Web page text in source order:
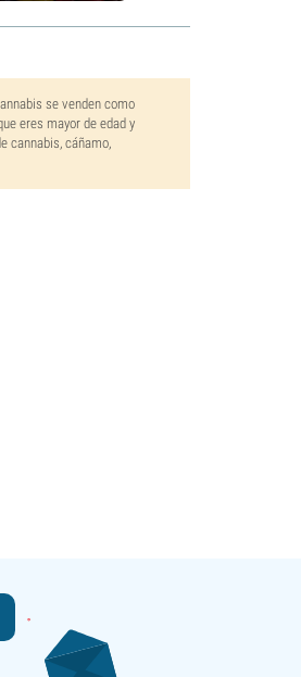
se venden como
eres mayor de edad y
cannabis, cáñamo,